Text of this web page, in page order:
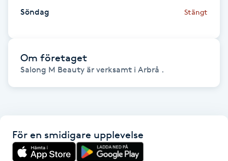
Gel naglar
Gelenaglar
Gravidmassage
Söndag Stängt
Om företaget
Salong M Beauty är verksamt i Arbrå .
För en smidigare upplevelse